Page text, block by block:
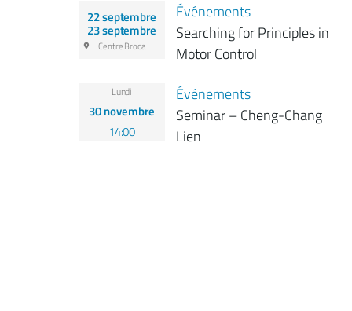
22 septembre
23 septembre
Centre Broca
Événements
Searching for Principles in
Motor Control
Lundi
30 novembre
14:00
Événements
Seminar – Cheng-Chang
Lien